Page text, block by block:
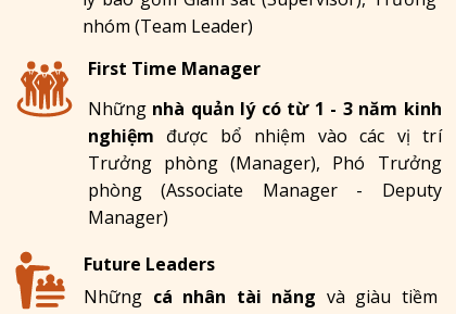
nhóm (Team Leader)
Những nhà quản lý có từ 1 - 3 năm kinh
nghiệm được bổ nhiệm vào các vị trí
Trưởng phòng (Manager), Phó Trưởng
phòng (Associate Manager - Deputy
Manager)
First Time Manager
Những cá nhân tài năng và giàu tiềm
Future Leaders